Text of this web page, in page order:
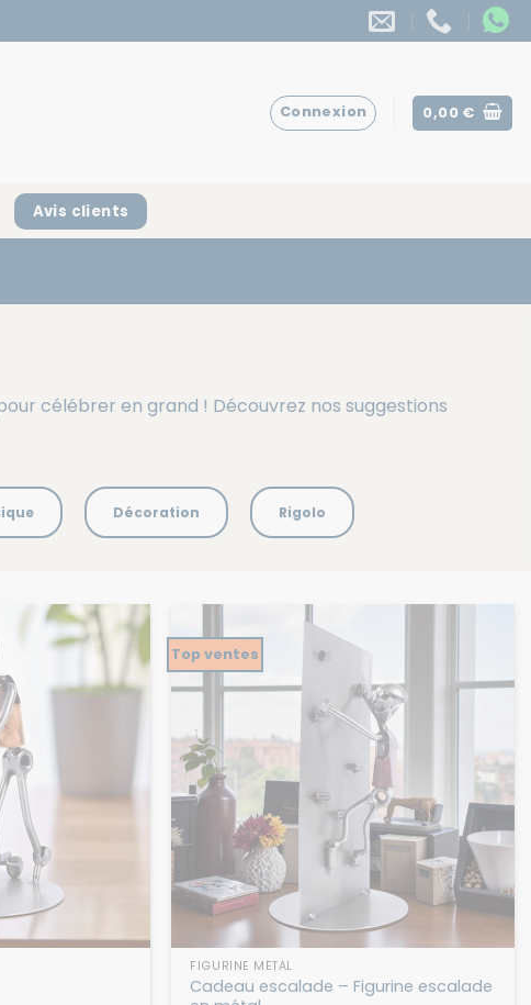
Connexion 0,00 €
Avis clients
célébrer en grand ! Découvrez nos suggestions
Décoration Rigolo
Top ventes
FIGURINE MÉTAL
Cadeau escalade – Figurine escalade